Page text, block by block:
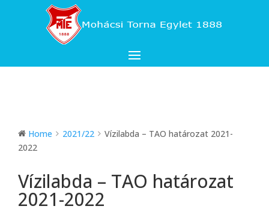
Home 2021/22
Vízilabda – TAO határozat 2021-
2022
Vízilabda – TAO határozat
2021-2022